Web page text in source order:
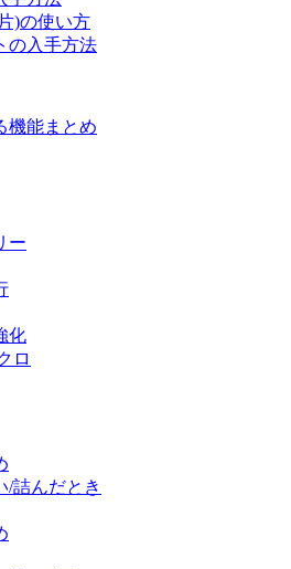
)の使い方
の入手方法
機能まとめ
ー
化
ロ
/詰んだとき